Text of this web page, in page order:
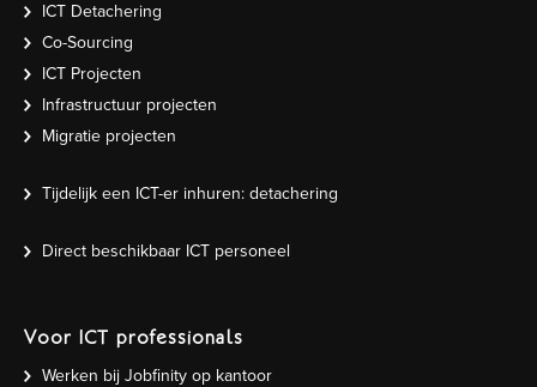
ICT Detachering
Co-Sourcing
ICT Projecten
Infrastructuur projecten
Migratie projecten
Tijdelijk een ICT-er inhuren: detachering
Direct beschikbaar ICT personeel
Voor ICT professionals
Werken bij Jobfinity op kantoor